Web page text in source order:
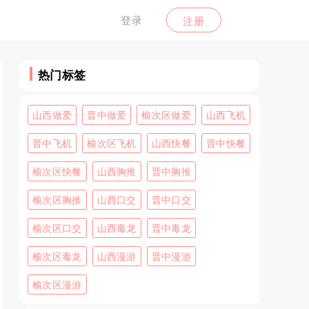
登录 注册
热门标签
山西做爱 晋中做爱 榆次区做爱 山西飞机
晋中飞机 榆次区飞机 山西快餐 晋中快餐
榆次区快餐 山西胸推 晋中胸推
榆次区胸推 山西口交 晋中口交
榆次区口交 山西毒龙 晋中毒龙
榆次区毒龙 山西漫游 晋中漫游
榆次区漫游